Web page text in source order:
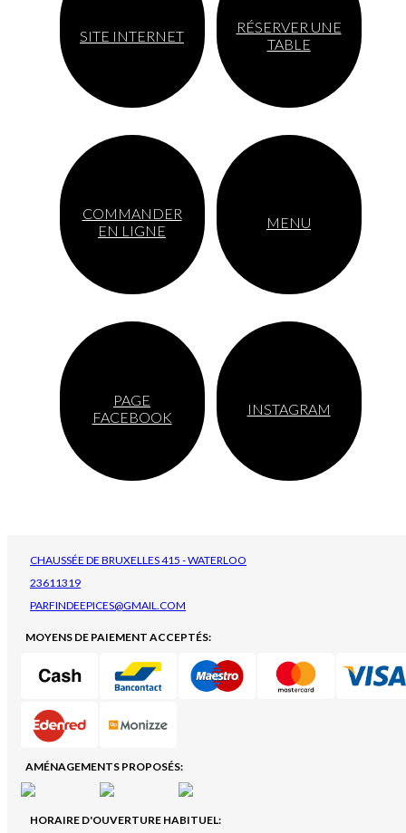
SITE INTERNET
RÉSERVER UNE
TABLE
COMMANDER
EN LIGNE
MENU
PAGE
FACEBOOK
INSTAGRAM
CHAUSSÉE DE BRUXELLES 415 - WATERLOO
23611319
PARFINDEEPICES@GMAIL.COM
MOYENS DE PAIEMENT ACCEPTÉS:
AMÉNAGEMENTS PROPOSÉS:
HORAIRE D'OUVERTURE HABITUEL: